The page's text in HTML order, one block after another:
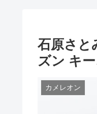
石原さと
ズン キ
カメレオン